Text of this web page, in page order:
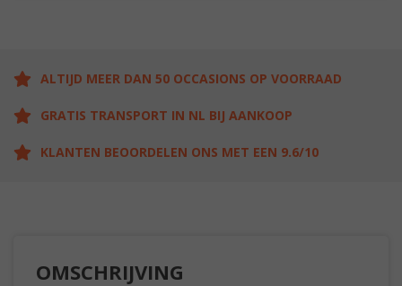
ALTIJD MEER DAN 50 OCCASIONS OP VOORRAAD
GRATIS TRANSPORT IN NL BIJ AANKOOP
KLANTEN BEOORDELEN ONS MET EEN 9.6/10
OMSCHRIJVING